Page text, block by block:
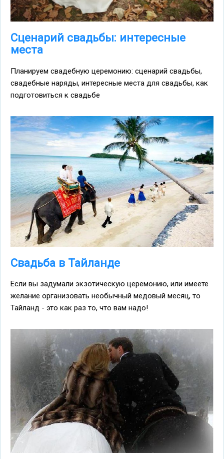
Сценарий свадьбы: интересные
места
Планируем свадебную церемонию: сценарий свадьбы,
свадебные наряды, интересные места для свадьбы, как
подготовиться к свадьбе
Свадьба в Тайланде
Если вы задумали экзотическую церемонию, или имеете
желание организовать необычный медовый месяц, то
Тайланд - это как раз то, что вам надо!